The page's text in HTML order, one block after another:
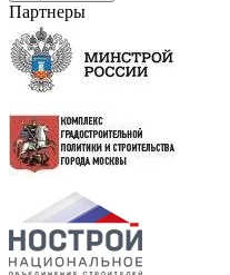
Партнеры